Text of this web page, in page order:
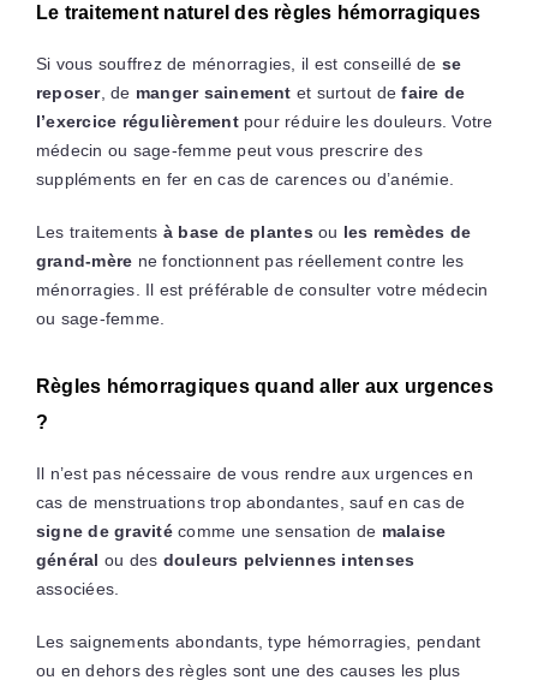
Le traitement naturel des règles hémorragiques
Si vous souffrez de ménorragies, il est conseillé de se
reposer, de manger sainement et surtout defaire de
l’exercice régulièrementpour réduire les douleurs. Votre
médecin ou sage-femme peut vous prescrire des
suppléments en fer en cas de carences ou d’anémie.
Les traitements à base de plantes ou les remèdes de
grand-mère ne fonctionnent pas réellement contre les
ménorragies. Il est préférable de consulter votre médecin
ou sage-femme.
Règles hémorragiques quand aller aux urgences
?
Il n’est pas nécessaire de vous rendre aux urgences en
cas de menstruations trop abondantes, sauf en cas de
signe de gravitécomme une sensation de malaise
général ou des douleurs pelviennes intenses
associées.
Les saignements abondants, type hémorragies, pendant
ou en dehors des règles sont une des causes les plus